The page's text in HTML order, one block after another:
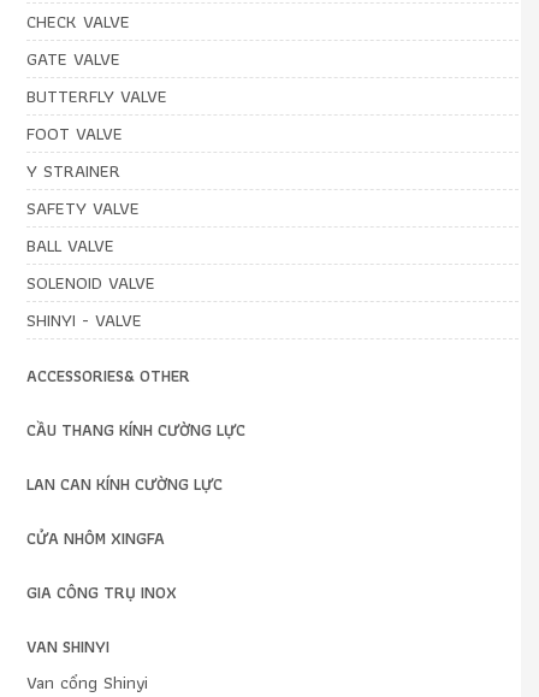
CHECK VALVE
GATE VALVE
BUTTERFLY VALVE
FOOT VALVE
Y STRAINER
SAFETY VALVE
BALL VALVE
SOLENOID VALVE
SHINYI - VALVE
ACCESSORIES& OTHER
CẦU THANG KÍNH CƯỜNG LỰC
LAN CAN KÍNH CƯỜNG LỰC
CỬA NHÔM XINGFA
GIA CÔNG TRỤ INOX
VAN SHINYI
Van cổng Shinyi